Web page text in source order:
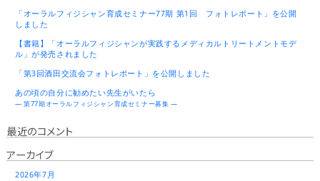
「オーラルフィジシャン育成セミナー77期 第1回 フォトレポート」を公開
しました
【書籍】「オーラルフィジシャンが実践するメディカルトリートメントモデ
ル」が発売されました
「第3回酒田交流会フォトレポート」を公開しました
あの頃の自分に勧めたい先生がいたら
― 第77期オーラルフィジシャン育成セミナー募集 ―
最近のコメント
アーカイブ
2026年7月